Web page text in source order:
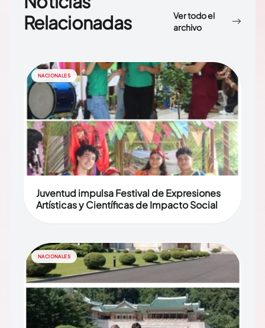
Relacionadas
Ver todo el
archivo
NACIONALES
Juventud impulsa Festival de Expresiones
Artísticas y Científicas de Impacto Social
NACIONALES